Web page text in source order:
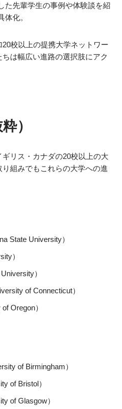
先輩学生の事例や体験談を紹
化。
校以上の提携大学ネットワー
は幅広い進路の選択肢にアク
）
リス・カナダの20校以上の大
組みでもこれらの大学への進
State University）
）
）
of Connecticut）
Oregon）
of Birmingham）
of Bristol）
of Glasgow）